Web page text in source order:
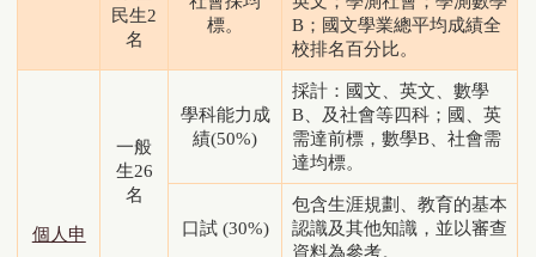
標。
B；國文學業總平均成績全
校排名百分比。
民生2
名
個人申
一般
生26
名
學科能力成
績(50%)
採計：國文、英文、數學
B、及社會等四科；國、英
需達前標，數學B、社會需
達均標。
口試 (30%)
包含生涯規劃、教育的基本
認識及其他知識，並以審查
資料為參考。